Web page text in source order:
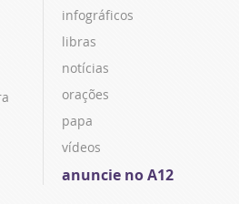
infográficos
libras
notícias
orações
papa
vídeos
anuncie no A12